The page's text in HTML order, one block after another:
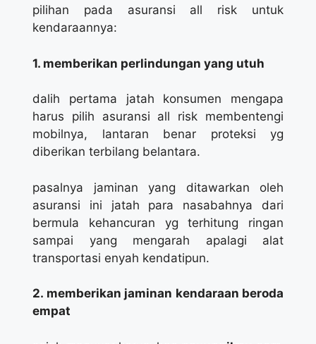
pilihan pada asuransi all risk untuk
kendaraannya:
1. memberikan perlindungan yang utuh
dalih pertama jatah konsumen mengapa
harus pilih asuransi all risk membentengi
mobilnya, lantaran benar proteksi yg
diberikan terbilang belantara.
pasalnya jaminan yang ditawarkan oleh
asuransi ini jatah para nasabahnya dari
bermula kehancuran yg terhitung ringan
sampai yang mengarah apalagi alat
transportasi enyah kendatipun.
2. memberikan jaminan kendaraan beroda
empat